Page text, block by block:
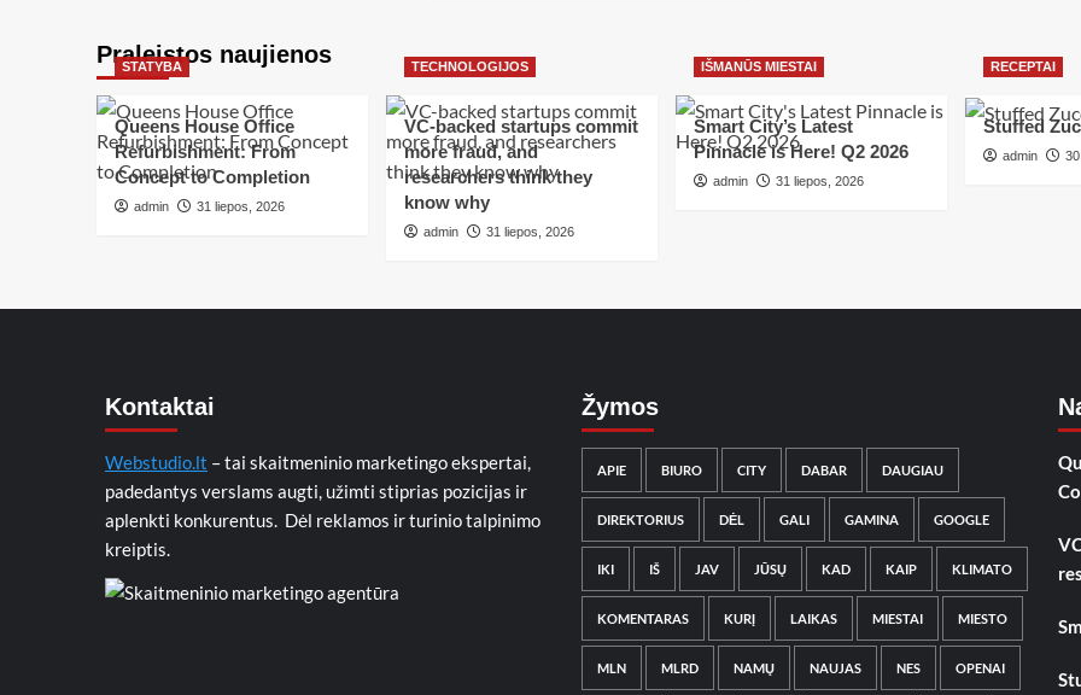
Praleistos naujienos
STATYBA
Queens House Office
Refurbishment: From
Concept to Completion
admin 31 liepos, 2026
TECHNOLOGIJOS
VC-backed startups commit
more fraud, and
researchers think they
know why
admin 31 liepos, 2026
IŠMANŪS MIESTAI
Smart City’s Latest
Pinnacle is Here! Q2 2026
admin 31 liepos, 2026
RECEPTAI
Stuffed
admin
Kontaktai
Webstudio.lt – tai skaitmeninio marketingo ekspertai,
padedantys verslams augti, užimti stiprias pozicijas ir
aplenkti konkurentus. Dėl reklamos ir turinio talpinimo
kreiptis.
Žymos
APIE BIURO CITY DABAR DAUGIAU
DIREKTORIUS DĖL GALI GAMINA GOOGLE
IKI IŠ JAV JŪSŲ KAD KAIP KLIMATO
KOMENTARAS KURĮ LAIKAS MIESTAI MIESTO
MLN MLRD NAMŲ NAUJAS NES OPENAI